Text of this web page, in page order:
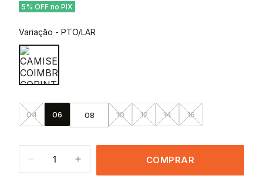
5% OFF no PIX
Variação - PTO/LAR
04 06 08 10 12 14 16
1 COMPRAR